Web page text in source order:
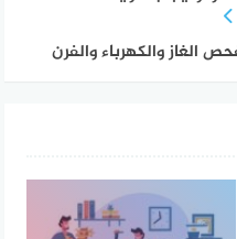
والكهرباء والفرن